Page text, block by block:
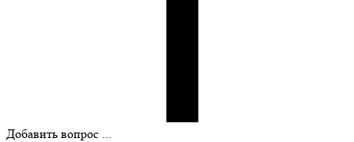
Добавить вопрос ...